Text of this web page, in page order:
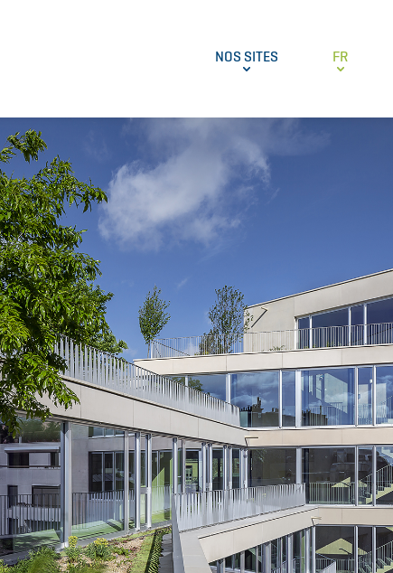
NOS SITES FR